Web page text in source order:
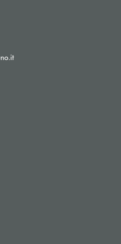
(si apre l’app di posta elettronica)